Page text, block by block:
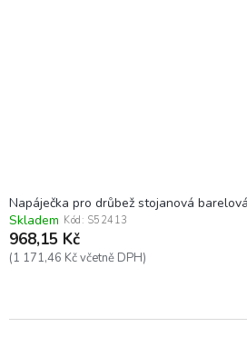
Napáječka pro drůbež stojanová
Skladem Kód: S52413
968,15 Kč
(1 171,46 Kč včetně DPH)